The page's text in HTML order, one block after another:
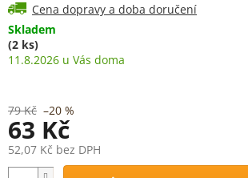
Skladem
(2 ks)
11.8.2026
Cena dopravy a doba doručení
79 Kč –20 %
63 Kč
52,07 Kč bez DPH
Měrná